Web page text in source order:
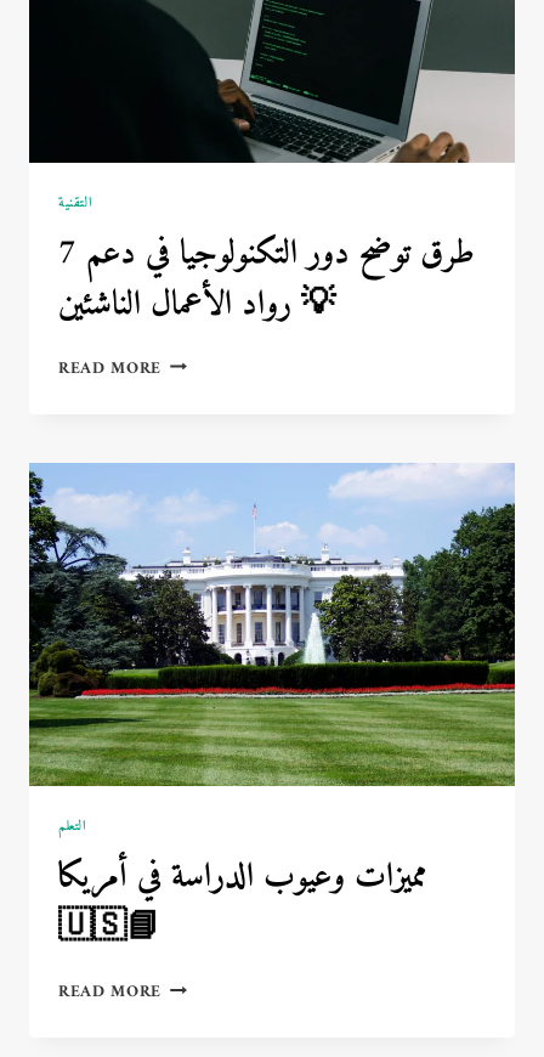
التقنية
7 طرق توضح دور التكنولوجيا في دعم
رواد الأعمال الناشئين 💡
READ MORE
التكنولوجيا
في
رواد
الأعمال
الناشئين
💡
التعلم
مميزات وعيوب الدراسة في أمريكا
🇺🇸📘
READ MORE مميزات